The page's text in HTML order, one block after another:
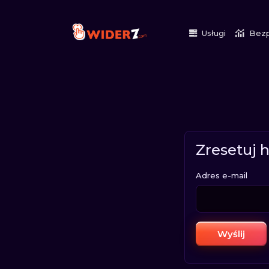
Usługi
Zresetuj
Adres e-mail
Wyślij